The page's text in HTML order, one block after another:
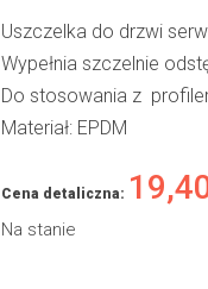
Uszczelka do drzwi
Wypełnia szczelnie
Do stosowania z
Materiał: EPDM
Cena detaliczna:
Na stanie